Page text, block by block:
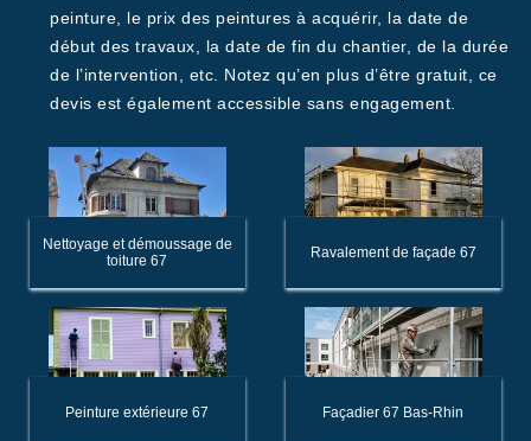
peinture, le prix des peintures à acquérir, la date de
début des travaux, la date de fin du chantier, de la durée
de l’intervention, etc. Notez qu’en plus d’être gratuit, ce
devis est également accessible sans engagement.
Nettoyage et démoussage de
toiture 67
Ravalement de façade 67
Peinture extérieure 67 Façadier 67 Bas-Rhin